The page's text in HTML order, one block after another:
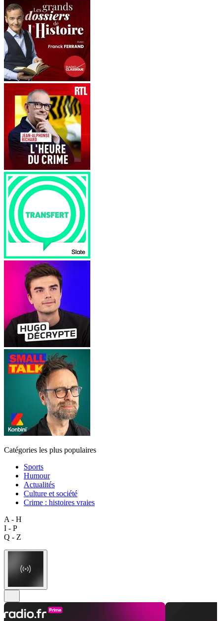
Catégories les plus populaires
Sports
Humour
Actualités
Culture et société
Crime : histoires vraies
A - H
I - P
Q - Z